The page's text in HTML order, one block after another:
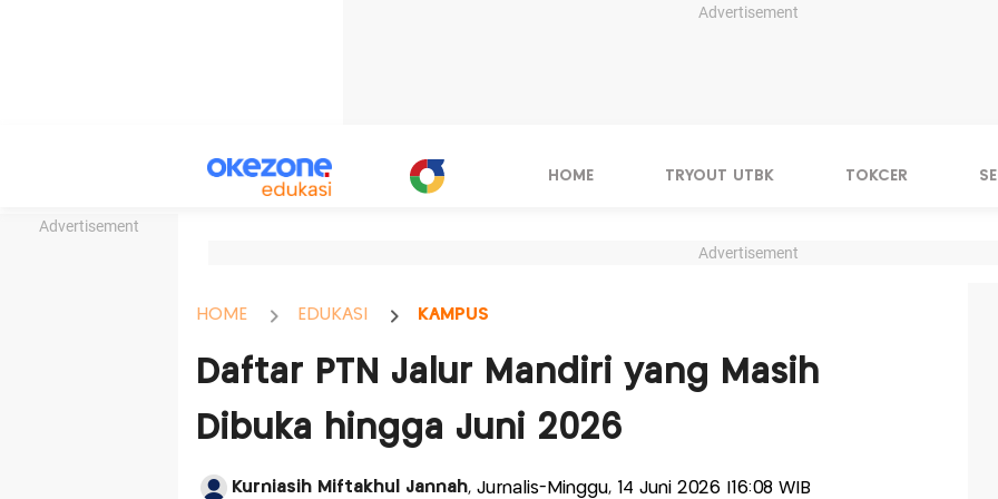
Advertisement
Advertisement
HOME TRYOUT UTBK TOKCER
Advertisement
HOME EDUKASI KAMPUS
Daftar PTN Jalur Mandiri yang Masih
Dibuka hingga Juni 2026
Kurniasih Miftakhul Jannah, Jurnalis-Minggu, 14 Juni 2026 |16:08 WIB